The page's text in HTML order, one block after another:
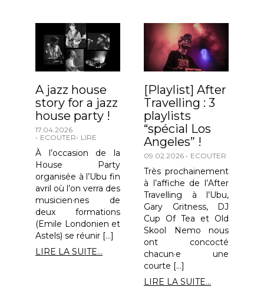
A jazz house
story for a jazz
house party !
17.04.2026
ECOUTER
LIRE
À l’occasion de la
House Party
organisée à l’Ubu fin
avril où l’on verra des
musicien·nes de
deux formations
(Emile Londonien et
Astels) se réunir […]
LIRE LA SUITE...
[Playlist] After
Travelling : 3
playlists
“spécial Los
Angeles” !
09.02.2026 ECOUTER
Très prochainement
à l’affiche de l’After
Travelling à l’Ubu,
Gary Gritness, DJ
Cup Of Tea et Old
Skool Nemo nous
ont concocté
chacun·e une
courte […]
LIRE LA SUITE...